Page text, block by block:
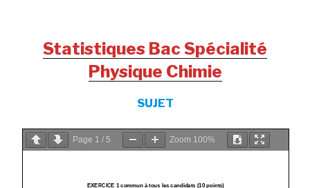
Statistiques Bac Spécialité
Physique Chimie
SUJET
Page 1 / 5 Zoom 100%